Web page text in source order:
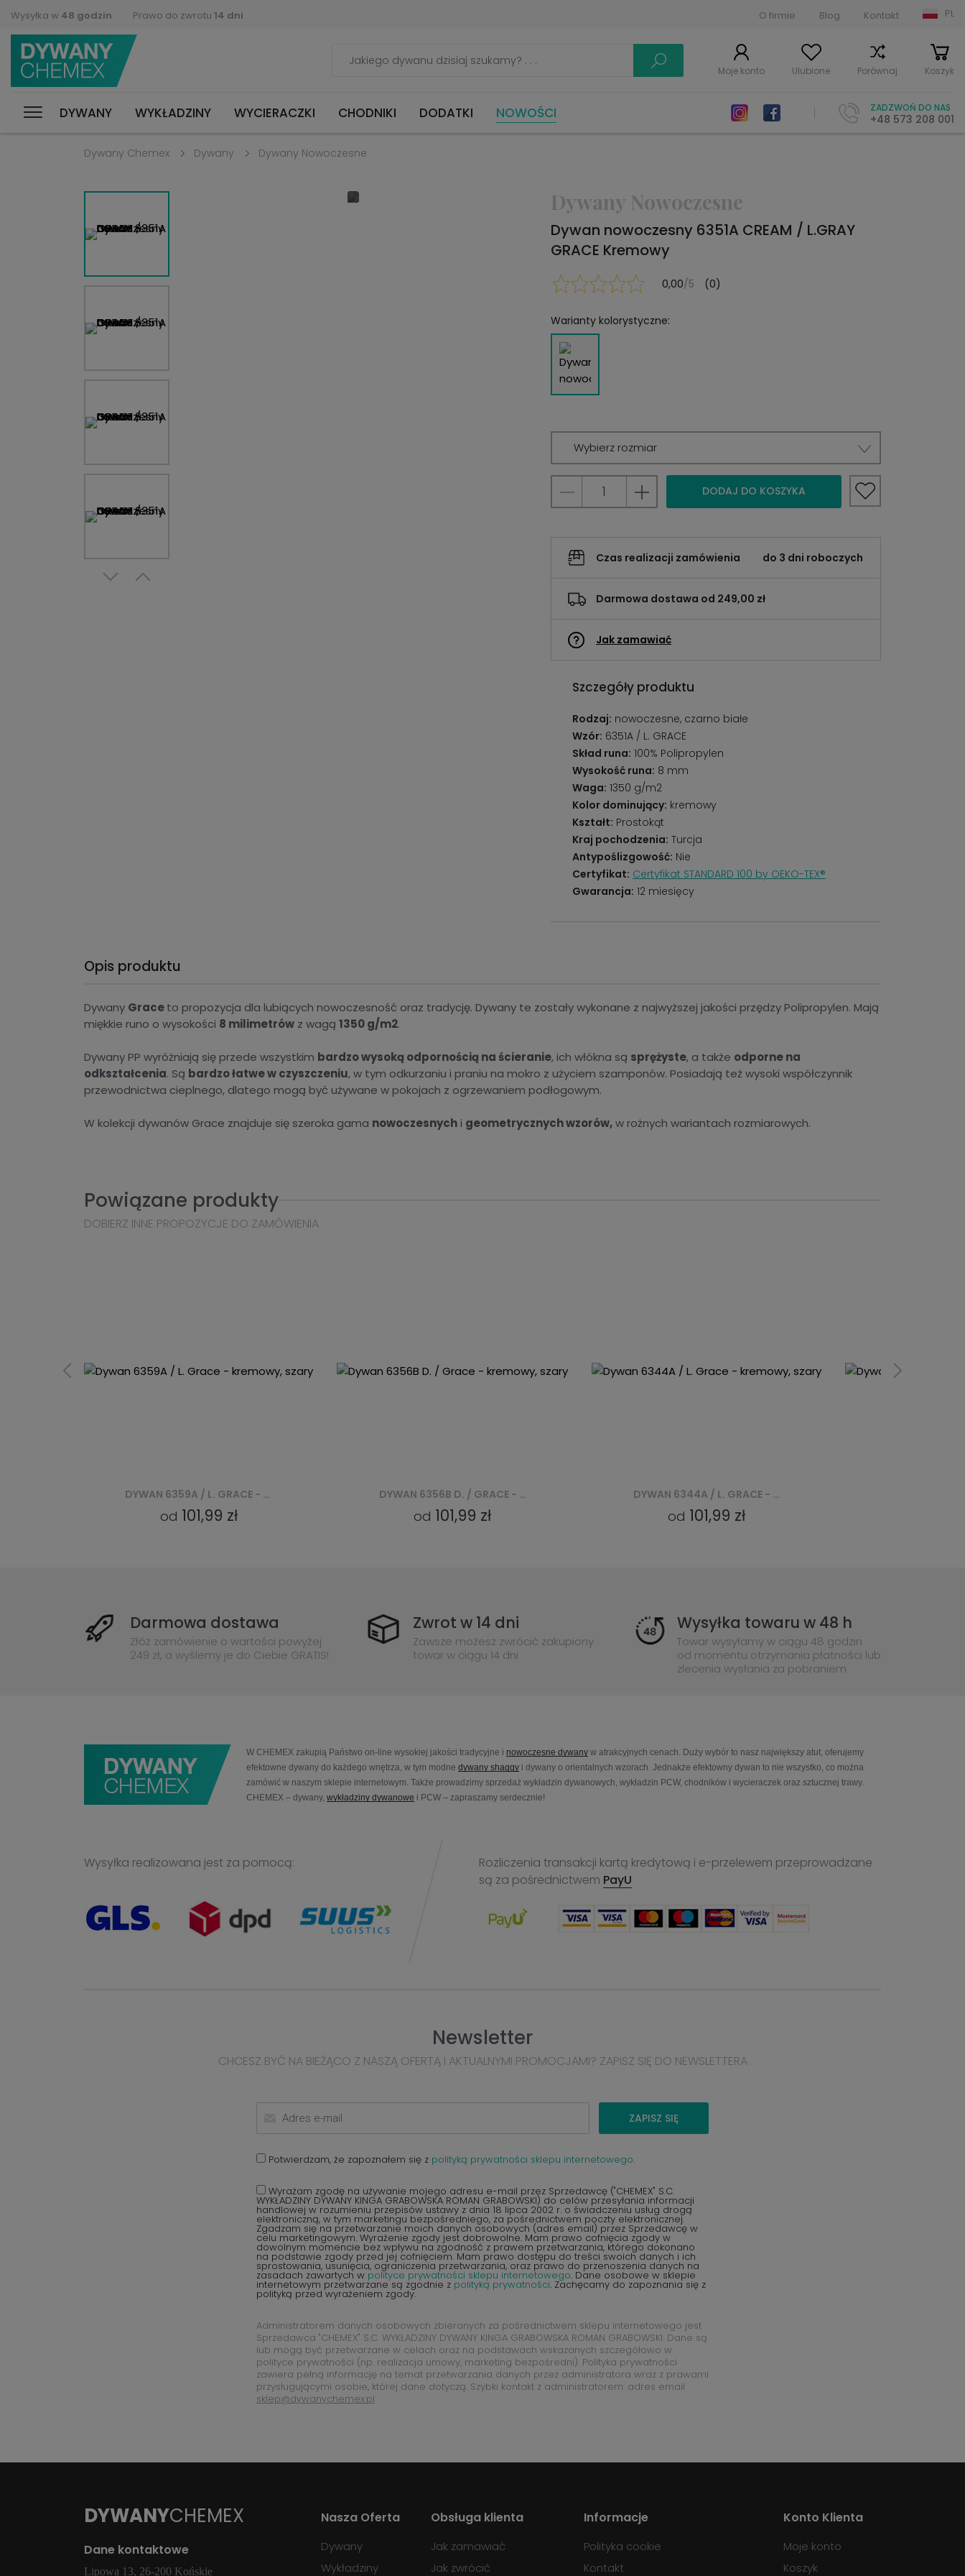
Wysyłka w 48 godzin Prawo do zwrotu 14 dni O firmie Blog Kontakt PL
Moje konto Ulubione Porównaj Koszyk
DYWANY WYKŁADZINY WYCIERACZKI CHODNIKI DODATKI NOWOŚCI ZADZWOŃ DO NAS
+48 573 208 001
Dywany Chemex Dywany Dywany Nowoczesne
Dywany Nowoczesne
Dywan nowoczesny 6351A CREAM / L.GRAY
GRACE Kremowy
0,00/5 (0)
Warianty kolorystyczne:
Wybierz rozmiar
DODAJ DO KOSZYKA
Czas realizacji zamówienia do 3 dni roboczych
Darmowa dostawa od 249,00 zł
Jak zamawiać
Szczegóły produktu
Rodzaj: nowoczesne, czarno białe
Wzór: 6351A / L. GRACE
Skład runa: 100% Polipropylen
Wysokość runa: 8 mm
Waga: 1350 g/m2
Kolor dominujący: kremowy
Kształt: Prostokąt
Kraj pochodzenia: Turcja
Antypoślizgowość: Nie
Certyfikat: Certyfikat STANDARD 100 by OEKO-TEX®
Gwarancja: 12 miesięcy
Opis produktu
Dywany Graceto propozycja dla lubiących nowoczesność oraz tradycję. Dywany te zostały wykonane z najwyższej jakości przędzy Polipropylen. Mają
miękkie runo o wysokości 8 milimetrów z wagą 1350 g/m2.
Dywany PP wyróżniają się przede wszystkim bardzo wysoką odpornością na ścieranie, ich włókna są sprężyste, a także odporne na
odkształcenia. Są bardzo łatwe w czyszczeniu, w tym odkurzaniu i praniu na mokro z użyciem szamponów. Posiadają też wysoki współczynnik
przewodnictwa cieplnego, dlatego mogą być używane w pokojach z ogrzewaniem podłogowym.
W kolekcji dywanów Grace znajduje się szeroka gama nowoczesnych i geometrycznych wzorów,w rożnych wariantach rozmiarowych.
Powiązane produkty
DOBIERZ INNE PROPOZYCJE DO ZAMÓWIENIA
DYWAN 6359A / L. GRACE - KREMOWY, SZARY
101,99 zł
DYWAN 6356B D. / GRACE - KREMOWY, SZARY
101,99 zł
DYWAN 6344A / L. GRACE - KREMOWY, SZARY
101,99 zł
Darmowa dostawa
Złóż zamówienie o wartości powyżej
249 zł, a wyślemy je do Ciebie GRATIS!
Zwrot w 14 dni
Zawsze możesz zwrócić zakupiony
towar w ciągu 14 dni
Wysyłka towaru w 48 h
Towar wysyłamy w ciągu 48 godzin
od momentu otrzymania płatności lub
zlecenia wysłania za pobraniem
W CHEMEX zakupią Państwo on-line wysokiej jakości tradycyjne i nowoczesne dywany w atrakcyjnych cenach. Duży wybór to nasz największy atut, oferujemy
efektowne dywany do każdego wnętrza, w tym modne dywany shaggy i dywany o orientalnych wzorach. Jednakże efektowny dywan to nie wszystko, co można
zamówić w naszym sklepie internetowym. Także prowadzimy sprzedaż wykładzin dywanowych, wykładzin PCW, chodników i wycieraczek oraz sztucznej trawy.
CHEMEX – dywany, wykładziny dywanowe i PCW – zapraszamy serdecznie!
Wysyłka realizowana jest za pomocą:
Rozliczenia transakcji kartą kredytową i e-przelewem przeprowadzane
są za pośrednictwem PayU
Newsletter
CHCESZ BYĆ NA BIEŻĄCO Z NASZĄ OFERTĄ I AKTUALNYMI PROMOCJAMI? ZAPISZ SIĘ DO NEWSLETTERA
ZAPISZ SIĘ
Potwierdzam, że zapoznałem się z polityką prywatności sklepu internetowego.
Wyrażam zgodę na używanie mojego adresu e-mail przez Sprzedawcę ("CHEMEX" S.C.
WYKŁADZINY DYWANY KINGA GRABOWSKA ROMAN GRABOWSKI) do celów przesyłania informacji
handlowej w rozumieniu przepisów ustawy z dnia 18 lipca 2002 r. o świadczeniu usług drogą
elektroniczną, w tym marketingu bezpośredniego, za pośrednictwem poczty elektronicznej.
Zgadzam się na przetwarzanie moich danych osobowych (adres email) przez Sprzedawcę w
celu marketingowym. Wyrażenie zgody jest dobrowolne. Mam prawo cofnięcia zgody w
dowolnym momencie bez wpływu na zgodność z prawem przetwarzania, którego dokonano
na podstawie zgody przed jej cofnięciem. Mam prawo dostępu do treści swoich danych i ich
sprostowania, usunięcia, ograniczenia przetwarzania, oraz prawo do przenoszenia danych na
zasadach zawartych w polityce prywatności sklepu internetowego. Dane osobowe w sklepie
internetowym przetwarzane są zgodnie z polityką prywatności. Zachęcamy do zapoznania się z
polityką przed wyrażeniem zgody.
Administratorem danych osobowych zbieranych za pośrednictwem sklepu internetowego jest
Sprzedawca "CHEMEX" S.C. WYKŁADZINY DYWANY KINGA GRABOWSKA ROMAN GRABOWSKI. Dane są
lub mogą być przetwarzane w celach oraz na podstawach wskazanych szczegółowo w
polityce prywatności (np. realizacja umowy, marketing bezpośredni). Polityka prywatności
zawiera pełną informację na temat przetwarzania danych przez administratora wraz z prawami
przysługującymi osobie, której dane dotyczą. Szybki kontakt z administratorem: adres email
sklep@dywanychemex.pl
DYWANYCHEMEX
Dane kontaktowe
Lipowa 13, 26-200 Końskie
Nasza Oferta
Dywany
Wykładziny
Obsługa klienta
Jak zamawiać
Jak zwrócić
Informacje
Polityka cookie
Kontakt
Konto Klienta
Moje konto
Koszyk